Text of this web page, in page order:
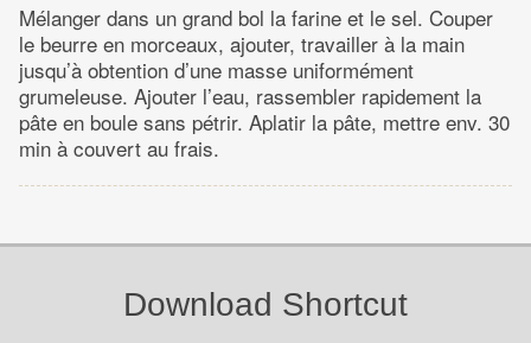
Mélanger dans un grand bol la farine et le sel. Couper
le beurre en morceaux, ajouter, travailler à la main
jusqu’à obtention d’une masse uniformément
grumeleuse. Ajouter l’eau, rassembler rapidement la
pâte en boule sans pétrir. Aplatir la pâte, mettre env. 30
min à couvert au frais.
Download Shortcut